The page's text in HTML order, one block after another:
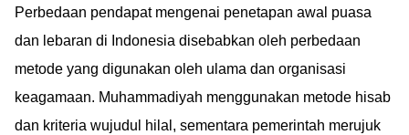
Perbedaan pendapat mengenai penetapan awal puasa
dan lebaran di Indonesia disebabkan oleh perbedaan
metode yang digunakan oleh ulama dan organisasi
keagamaan. Muhammadiyah menggunakan metode hisab
dan kriteria wujudul hilal, sementara pemerintah merujuk